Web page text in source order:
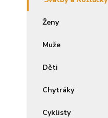
Ženy
Muže
Děti
Chytráky
Cyklisty